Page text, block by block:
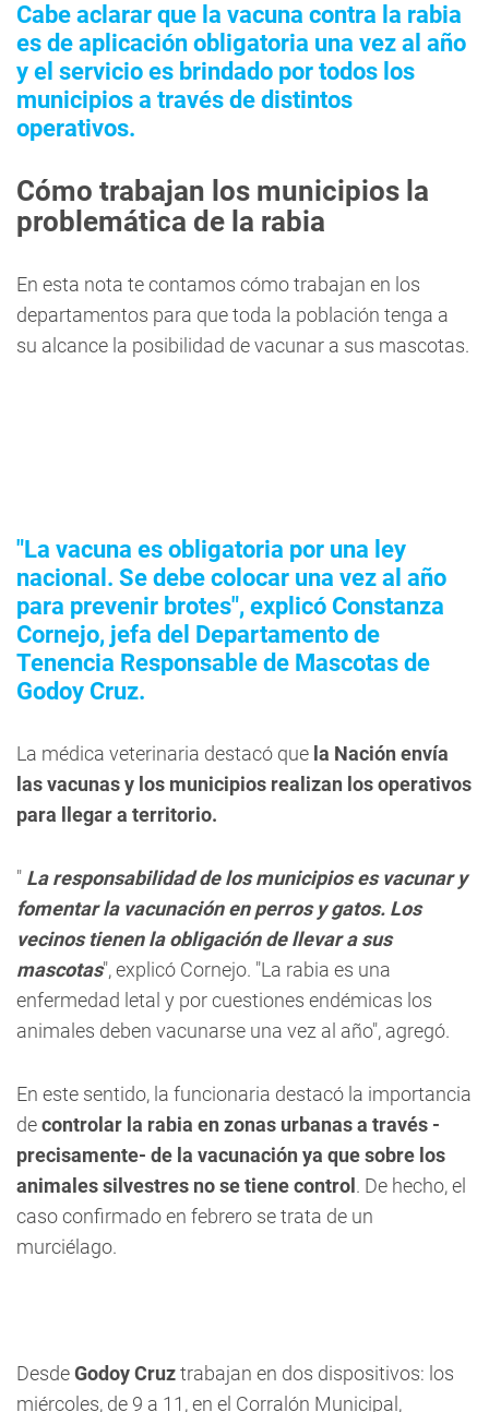
Cabe aclarar que la vacuna contra la rabia
es de aplicación obligatoria una vez al año
y el servicio es brindado por todos los
municipios a través de distintos
operativos.
Cómo trabajan los municipios la
problemática de la rabia
En esta nota te contamos cómo trabajan en los
departamentos para que toda la población tenga a
su alcance la posibilidad de vacunar a sus mascotas.
"La vacuna es obligatoria por una ley
nacional. Se debe colocar una vez al año
para prevenir brotes", explicó Constanza
Cornejo, jefa del Departamento de
Tenencia Responsable de Mascotas de
Godoy Cruz.
La médica veterinaria destacó que la Nación envía
las vacunas y los municipios realizan los operativos
para llegar a territorio.
" La responsabilidad de los municipios es vacunar y
fomentar la vacunación en perros y gatos. Los
vecinos tienen la obligación de llevar a sus
mascotas", explicó Cornejo. "La rabia es una
enfermedad letal y por cuestiones endémicas los
animales deben vacunarse una vez al año", agregó.
En este sentido, la funcionaria destacó la importancia
decontrolar la rabia en zonas urbanas a través -
precisamente- de la vacunación ya que sobre los
animales silvestres no se tiene control . De hecho, el
caso confirmado en febrero se trata de un
murciélago.
DesdeGodoy Cruztrabajan en dos dispositivos: los
miércoles, de 9 a 11, en el Corralón Municipal,